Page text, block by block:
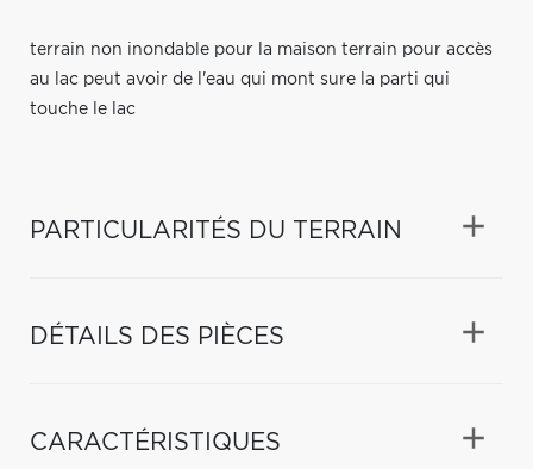
terrain non inondable pour la maison terrain pour accès
au lac peut avoir de l'eau qui mont sure la parti qui
touche le lac
PARTICULARITÉS DU TERRAIN
DÉTAILS DES PIÈCES
CARACTÉRISTIQUES